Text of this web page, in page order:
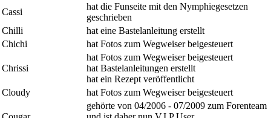
Cassi
hat die Funseite mit den Nymphiegesetzen
geschrieben
Chilli
hat eine Bastelanleitung erstellt
Chichi
hat Fotos zum Wegweiser beigesteuert
Chrissi
hat Fotos zum Wegweiser beigesteuert
hat Bastelanleitungen erstellt
hat ein Rezept veröffentlicht
Cloudy
hat Fotos zum Wegweiser beigesteuert
gehörte von 04/2006 - 07/2009 zum Forenteam